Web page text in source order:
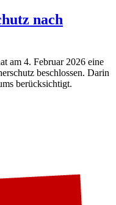
nach
am 4. Februar 2026 eine
beschlossen. Darin
berücksichtigt.